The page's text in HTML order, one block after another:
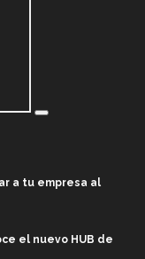
a tu empresa al
el nuevo HUB de